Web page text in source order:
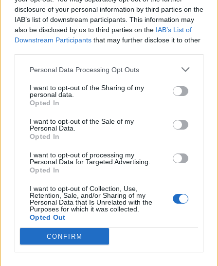
disclosure of your personal information by third parties on the
IAB’s list of downstream participants. This information may
also be disclosed by us to third parties on the IAB’s List of
Downstream Participants that may further disclose it to other
Personal Data Processing Opt Outs
I want to opt-out of the Sharing of my
personal data.
Opted In
I want to opt-out of the Sale of my
Personal Data.
Opted In
I want to opt-out of processing my
Personal Data for Targeted Advertising.
Opted In
I want to opt-out of Collection, Use,
Retention, Sale, and/or Sharing of my
Personal Data that Is Unrelated with the
Purposes for which it was collected.
Opted Out
CONFIRM
ΠΕΡΙΣΣΌΤΕΡΑ ΣΕ ΑΥΤΉ ΤΗΝ ΚΑΤΗΓΟΡΊΑ
δύο μαχητικά για να
αντιμετωπίσουμε ένα
ελληνικό Rafale
25/01/2023 - 09:36
Αεροδρόμιο Βερολίνου:
Απεργία των εργαζομένων
όλες οι πτήσεις
25/01/2023 - 11:32